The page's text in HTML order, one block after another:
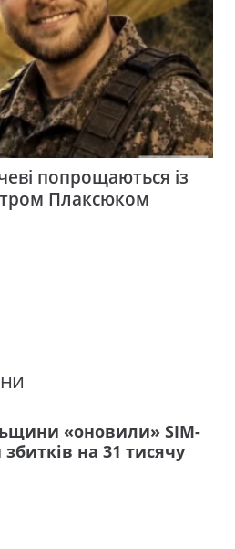
попрощаються із
Плаксюком
«оновили» SIM-
на 31 тисячу